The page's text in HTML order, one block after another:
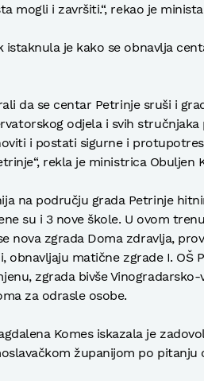
mogli i završiti.“, rekao je
istaknula je kako se obnavlja
da se centar Petrinje sruši i
odjela i svih
i postati sigurne i
rekla je ministrica Obuljen
na području grada Petrinje
su i 3 nove škole. U ovom
nova zgrada Doma zdravlja,
obnavljaju matične zgrade I. OŠ
zgrada bivše
za odrasle osobe.
Komes iskazala je
županijom po pitanju